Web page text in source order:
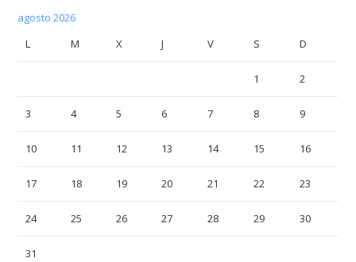
agosto 2026
L
M X J V S D
1 2
3 4 5 6 7 8 9
10 11 12 13 14 15 16
17 18 19 20 21 22 23
24 25 26 27 28 29 30
31